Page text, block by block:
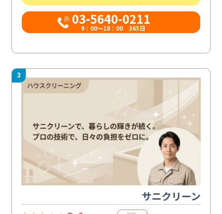
03-5640-0211
9：00～18：00 365日
3
サニクリーン